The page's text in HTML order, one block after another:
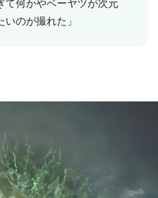
て何かやベーヤツが次元
のが撮れた」